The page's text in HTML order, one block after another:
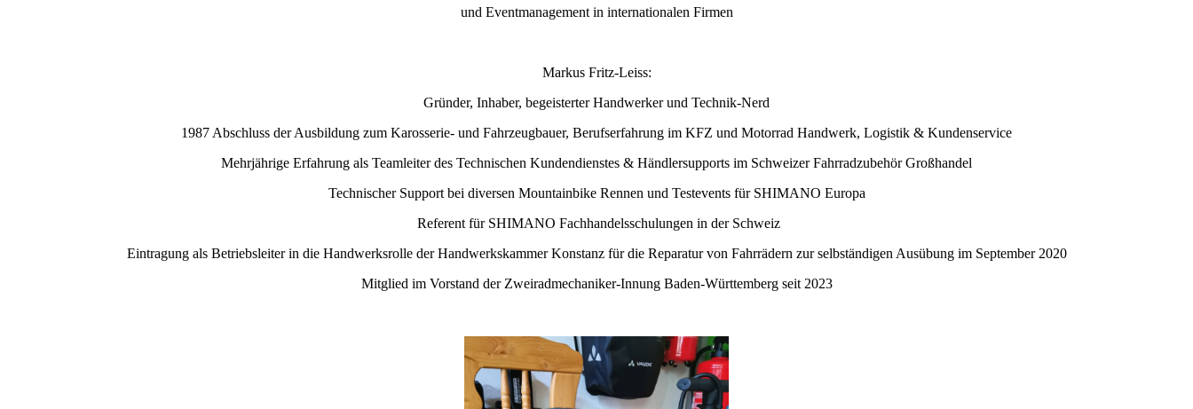
und Eventmanagement in internationalen Firmen
Markus Fritz-Leiss:
Gründer, Inhaber, begeisterter Handwerker und Technik-Nerd
1987 Abschluss der Ausbildung zum Karosserie- und Fahrzeugbauer, Berufserfahrung im KFZ und Motorrad Handwerk, Logistik & Kundenservice
Mehrjährige Erfahrung als Teamleiter des Technischen Kundendienstes & Händlersupports im Schweizer Fahrradzubehör Großhandel
Technischer Support bei diversen Mountainbike Rennen und Testevents für SHIMANO Europa
Referent für SHIMANO Fachhandelsschulungen in der Schweiz
Eintragung als Betriebsleiter in die Handwerksrolle der Handwerkskammer Konstanz für die Reparatur von Fahrrädern zur selbständigen Ausübung im September 2020
Mitglied im Vorstand der Zweiradmechaniker-Innung Baden-Württemberg seit 2023